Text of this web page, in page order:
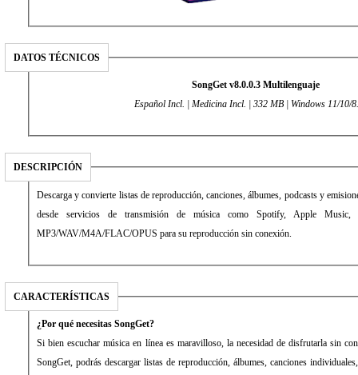
DATOS TÉCNICOS
SongGet v8.0.0.3 Multilenguaje
Español Incl. | Medicina Incl. | 332 MB | Windows 11/10/
DESCRIPCIÓN
Descarga y convierte listas de reproducción, canciones, álbumes, podcasts y
desde servicios de transmisión de música como Spotify, Apple
MP3/WAV/M4A/FLAC/OPUS para su reproducción sin conexión.
CARACTERÍSTICAS
¿Por qué necesitas SongGet?
Si bien escuchar música en línea es maravilloso, la necesidad de disfrutarla sin
SongGet, podrás descargar listas de reproducción, álbumes, canciones